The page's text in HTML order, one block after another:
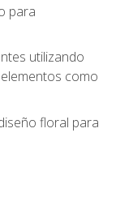
para
utilizando
como
floral para